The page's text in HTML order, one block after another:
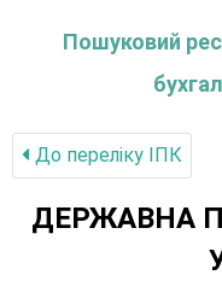
Пошуковий
До переліку IПК
ДЕРЖАВНА